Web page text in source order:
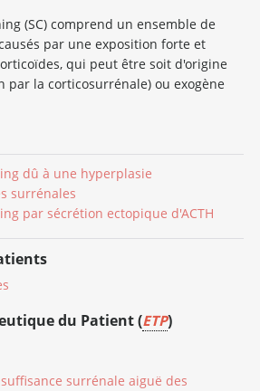
(SC) comprend un ensemble de
par une exposition forte et
qui peut être soit d'origine
par la corticosurrénale) ou exogène
dû à une hyperplasie
surrénales
par sécrétion ectopique d'ACTH
du Patient (ETP)
surrénale aiguë des